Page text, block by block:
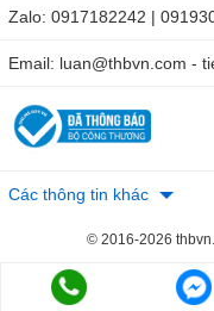
Zalo: 0917182242 |
Email: luan@thbvn.com -
Các thông tin khác
© 2016-2026